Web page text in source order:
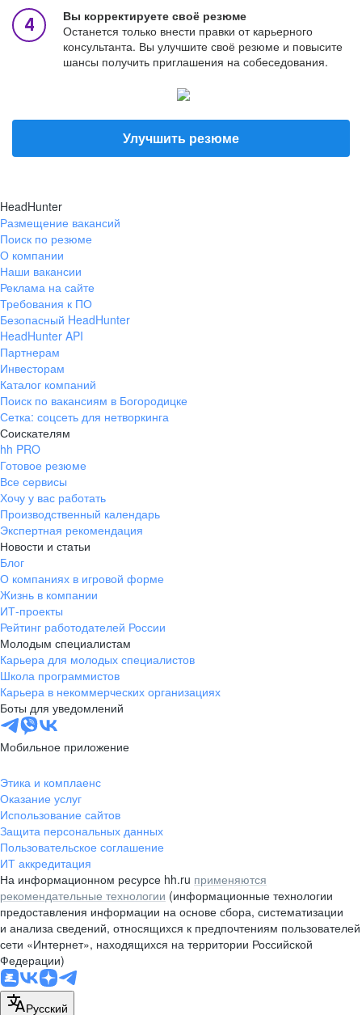
Вы корректируете своё резюме
Останется только внести правки от карьерного
консультанта. Вы улучшите своё резюме и повысите
шансы получить приглашения на собеседования.
Улучшить резюме
HeadHunter
Размещение вакансий
Поиск по резюме
О компании
Наши вакансии
Реклама на сайте
Требования к ПО
Безопасный HeadHunter
HeadHunter API
Партнерам
Инвесторам
Каталог компаний
Поиск по вакансиям в Богородицке
Сетка: соцсеть для нетворкинга
Соискателям
hh PRO
Готовое резюме
Все сервисы
Хочу у вас работать
Производственный календарь
Экспертная рекомендация
Новости и статьи
Блог
О компаниях в игровой форме
Жизнь в компании
ИТ-проекты
Рейтинг работодателей России
Молодым специалистам
Карьера для молодых специалистов
Школа программистов
Карьера в некоммерческих организациях
Боты для уведомлений
Мобильное приложение
Этика и комплаенс
Оказание услуг
Использование сайтов
Защита персональных данных
Пользовательское соглашение
ИТ аккредитация
На информационном ресурсе hh.ru применяются
рекомендательные технологии (информационные технологии
предоставления информации на основе сбора, систематизации
и анализа сведений, относящихся к предпочтениям пользователей
сети «Интернет», находящихся на территории Российской
Федерации)
Русский